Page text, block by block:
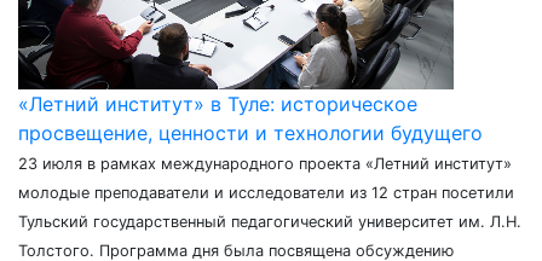
«Летний институт» в Туле: историческое
просвещение, ценности и технологии будущего
23 июля в рамках международного проекта «Летний институт»
молодые преподаватели и исследователи из 12 стран посетили
Тульский государственный педагогический университет им. Л.Н.
Толстого. Программа дня была посвящена обсуждению